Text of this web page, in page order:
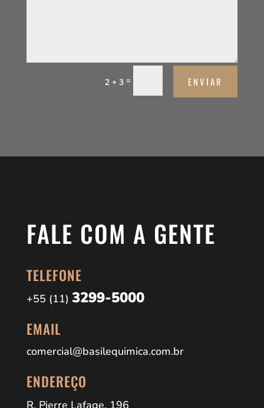
2 + 3 = ENVIAR
FALE COM A GENTE
TELEFONE
+55 (11) 3299-5000
EMAIL
comercial@basilequimica.com.br
ENDEREÇO